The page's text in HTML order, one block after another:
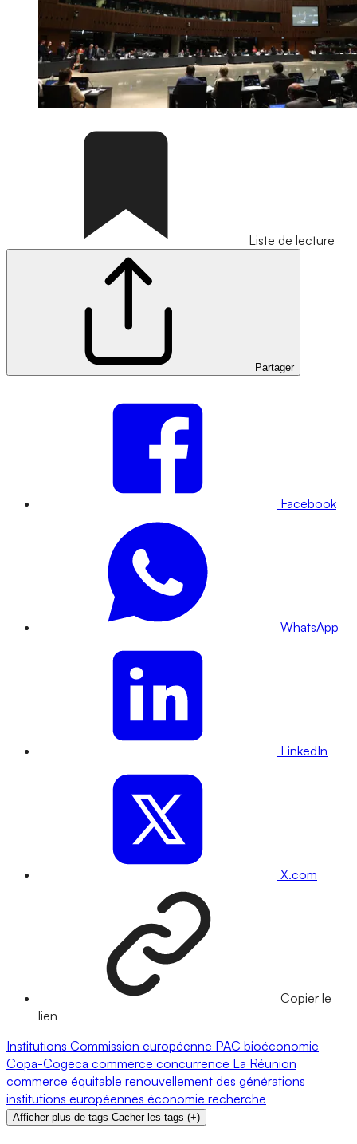
Liste de lecture
Partager
Facebook
WhatsApp
LinkedIn
X.com
Copier le
lien
Institutions Commission européenne PAC bioéconomie
Copa-Cogeca commerce concurrence La Réunion
commerce équitable renouvellement des générations
institutions européennes économie recherche
Afficher plus de tags Cacher les tags (+)